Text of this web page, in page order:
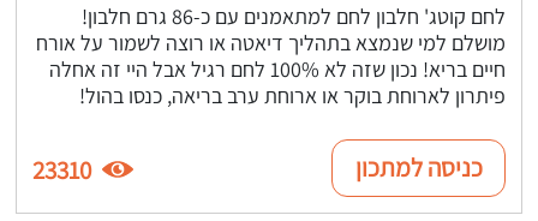
לחם קוטג' חלבון לחם למתאמנים עם כ-86 גרם חלבון!
מושלם למי שנמצא בתהליך דיאטה או רוצה לשמור על אורח
חיים בריא! נכון שזה לא 100% לחם רגיל אבל היי זה אחלה
פיתרון לארוחת בוקר או ארוחת ערב בריאה, כנסו בהול!
כניסה למתכון 23310